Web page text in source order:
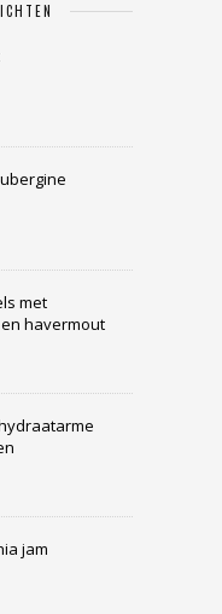
met
havermout
jam